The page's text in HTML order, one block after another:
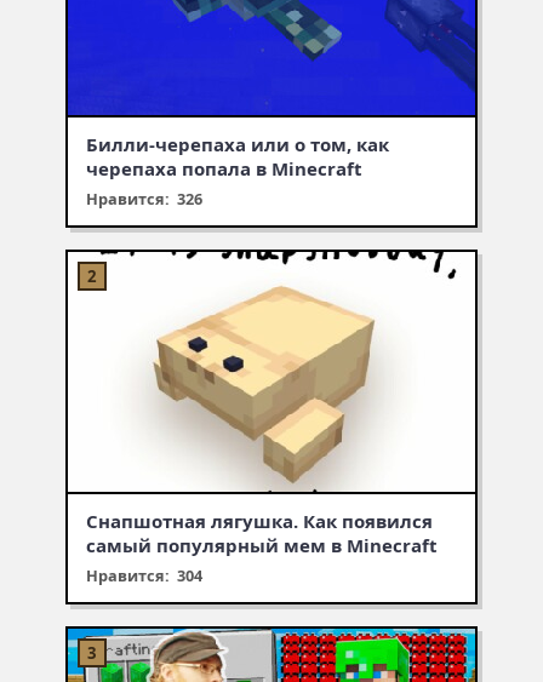
Билли-черепаха или о том, как
черепаха попала в Minecraft
Нравится: 326
Снапшотная лягушка. Как появился
самый популярный мем в Minecraft
Нравится: 304